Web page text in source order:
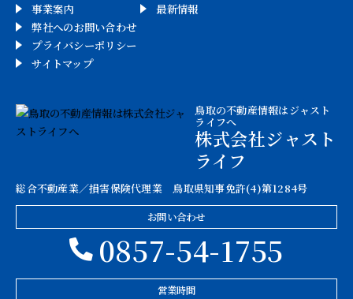
事業案内
最新情報
弊社へのお問い合わせ
プライバシーポリシー
サイトマップ
鳥取の不動産情報はジャスト
ライフへ
株式会社ジャスト
ライフ
総合不動産業／損害保険代理業 鳥取県知事免許(4)第1284号
お問い合わせ
0857-54-1755
営業時間